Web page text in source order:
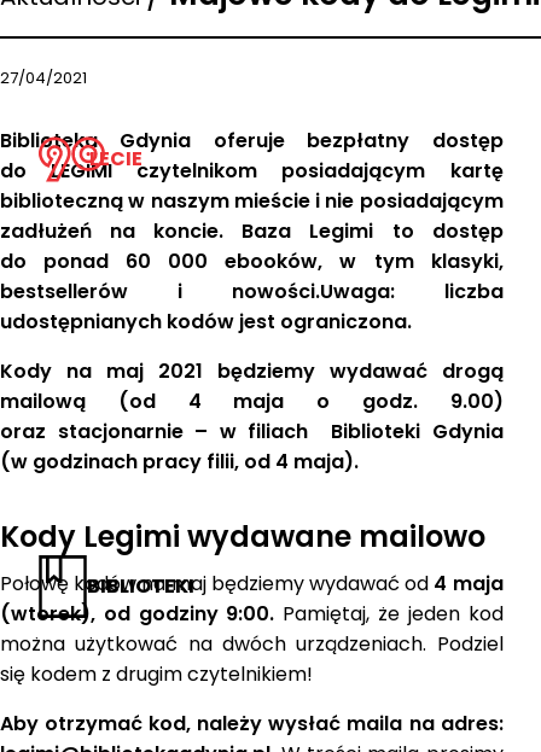
LECIE
BIBLIOTEKI
27/04/2021
Biblioteka Gdynia oferuje bezpłatny dostęp
do LEGIMI czytelnikom posiadającym kartę
biblioteczną w naszym mieście i nie posiadającym
zadłużeń na koncie. Baza Legimi to dostęp
do ponad 60 000 ebooków, w tym klasyki,
bestsellerów i nowości.Uwaga: liczba
udostępnianych kodów jest ograniczona.
Kody na maj 2021 będziemy wydawać drogą
mailową (od 4 maja o godz. 9.00)
oraz stacjonarnie – w filiach Biblioteki Gdynia
(w godzinach pracy filii, od 4 maja).
Kody Legimi wydawane mailowo
Połowę kodów na maj będziemy wydawać od 4 maja
(wtorek), od godziny 9:00. Pamiętaj, że jeden kod
można użytkować na dwóch urządzeniach. Podziel
się kodem z drugim czytelnikiem!
Aby otrzymać kod, należy wysłać maila na adres: